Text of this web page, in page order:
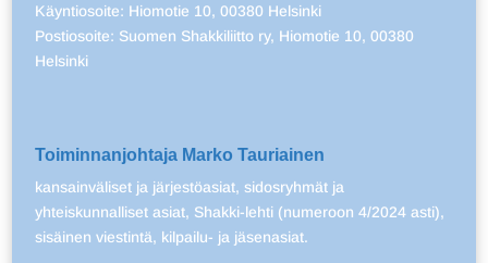
Käyntiosoite: Hiomotie 10, 00380 Helsinki
Postiosoite: Suomen Shakkiliitto ry, Hiomotie 10, 00380
Helsinki
Toiminnanjohtaja Marko Tauriainen
kansainväliset ja järjestöasiat, sidosryhmät ja
yhteiskunnalliset asiat, Shakki-lehti (numeroon 4/2024 asti),
sisäinen viestintä, kilpailu- ja jäsenasiat.